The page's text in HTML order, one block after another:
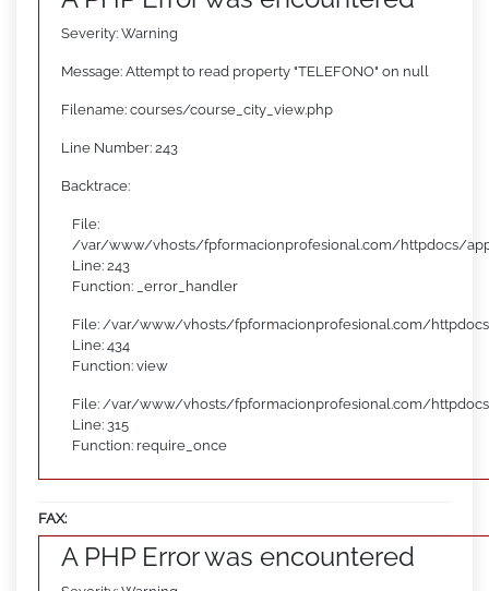
Severity: Warning
Message: Attempt to read property "TELEFONO" on null
Filename: courses/course_city_view.php
Line Number: 243
Backtrace:
File:
/var/www/vhosts/fpformacionprofesional.com/httpdocs/
Line: 243
Function: _error_handler
File: /var/www/vhosts/fpformacionprofesional.com/
Line: 434
Function: view
File: /var/www/vhosts/fpformacionprofesional.com/
Line: 315
Function: require_once
FAX:
A PHP Error was encountered